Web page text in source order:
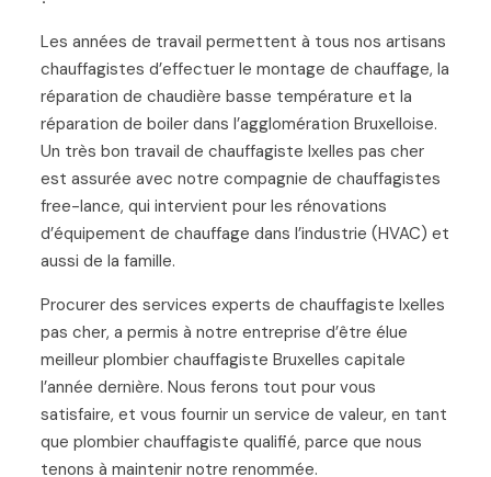
Les années de travail permettent à tous nos artisans
chauffagistes d’effectuer le montage de chauffage, la
réparation de chaudière basse température et la
réparation de boiler dans l’agglomération Bruxelloise.
Un très bon travail de chauffagiste Ixelles pas cher
est assurée avec notre compagnie de chauffagistes
free-lance, qui intervient pour les rénovations
d’équipement de chauffage dans l’industrie (HVAC) et
aussi de la famille.
Procurer des services experts de chauffagiste Ixelles
pas cher, a permis à notre entreprise d’être élue
meilleur plombier chauffagiste Bruxelles capitale
l’année dernière. Nous ferons tout pour vous
satisfaire, et vous fournir un service de valeur, en tant
que plombier chauffagiste qualifié, parce que nous
tenons à maintenir notre renommée.